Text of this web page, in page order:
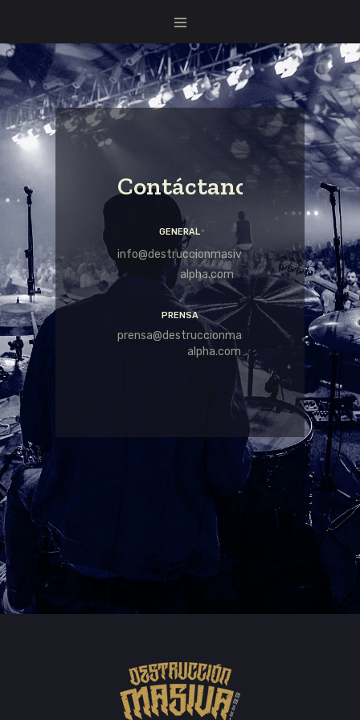
Contáctanos
GENERAL
info@destruccionmasiva.us9.cdn-
alpha.com
PRENSA
prensa@destruccionmasiva.us9.cdn-
alpha.com